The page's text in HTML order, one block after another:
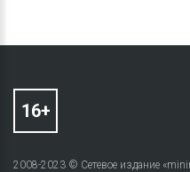
2008-2023 © Сетевое издание